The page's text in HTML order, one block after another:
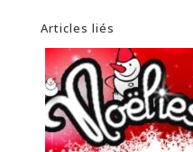
Articles liés